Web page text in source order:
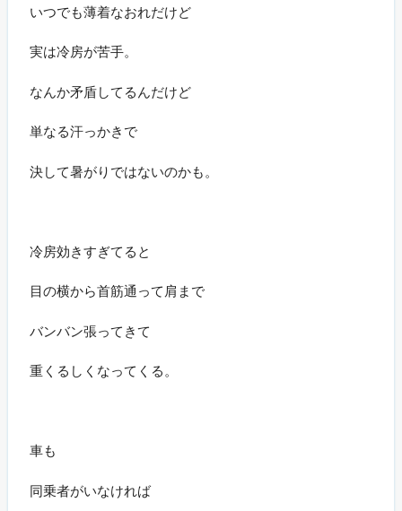
いつでも薄着なおれだけど
実は冷房が苦手。
なんか矛盾してるんだけど
単なる汗っかきで
決して暑がりではないのかも。
冷房効きすぎてると
目の横から首筋通って肩まで
バンバン張ってきて
重くるしくなってくる。
車も
同乗者がいなければ